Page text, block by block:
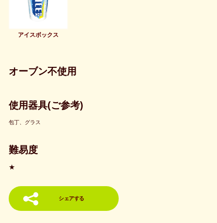
アイスボックス
オーブン不使用
使用器具(ご参考)
包丁、グラス
難易度
★
シェアする